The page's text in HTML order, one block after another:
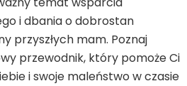
i dbania o dobrostan
przyszłych mam. Poznaj
przewodnik, który pomoże Ci
i swoje maleństwo w czasie